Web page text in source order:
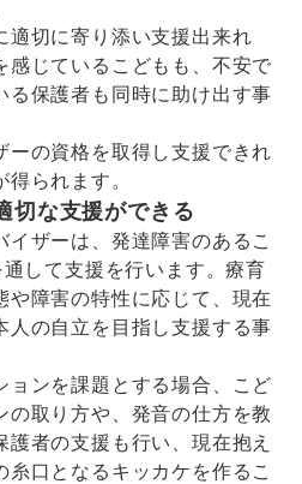
適切に寄り添い支援出来れ
感じているこどもも、不安で
る保護者も同時に助け出す事
ーの資格を取得し支援できれ
られます。
切な支援ができる
イザーは、発達障害のあるこ
して支援を行います。療育
や障害の特性に応じて、現在
人の自立を目指し支援する事
ョンを課題とする場合、こど
の取り方や、発音の仕方を教
護者の支援も行い、現在抱え
糸口となるキッカケを作るこ